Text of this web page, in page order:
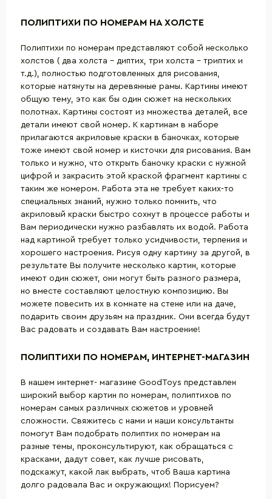
ПОЛИПТИХИ ПО НОМЕРАМ НА ХОЛСТЕ
Полиптихи по номерам представляют собой несколько
холстов ( два холста – диптих, три холста – триптих и
т.д.), полностью подготовленных для рисования,
которые натянуты на деревянные рамы. Картины имеют
общую тему, это как бы один сюжет на нескольких
полотнах. Картины состоят из множества деталей, все
детали имеют свой номер. К картинам в наборе
прилагаются акриловые краски в баночках, которые
тоже имеют свой номер и кисточки для рисования. Вам
только и нужно, что открыть баночку краски с нужной
цифрой и закрасить этой краской фрагмент картины с
таким же номером. Работа эта не требует каких-то
специальных знаний, нужно только помнить, что
акриловый краски быстро сохнут в процессе работы и
Вам периодически нужно разбавлять их водой. Работа
над картиной требует только усидчивости, терпения и
хорошего настроения. Рисуя одну картину за другой, в
результате Вы получите несколько картин, которые
имеют один сюжет, они могут быть разного размера,
но вместе составляют целостную композицию. Вы
можете повесить их в комнате на стене или на даче,
подарить своим друзьям на праздник. Они всегда будут
Вас радовать и создавать Вам настроение!
ПОЛИПТИХИ ПО НОМЕРАМ, ИНТЕРНЕТ-МАГАЗИН
В нашем интернет- магазине GoodToys представлен
широкий выбор картин по номерам, полиптихов по
номерам самых различных сюжетов и уровней
сложности. Свяжитесь с нами и наши консультанты
помогут Вам подобрать полиптих по номерам на
разные темы, проконсультируют, как обращаться с
красками, дадут совет, как лучше рисовать,
подскажут, какой лак выбрать, чтоб Ваша картина
долго радовала Вас и окружающих! Порисуем?